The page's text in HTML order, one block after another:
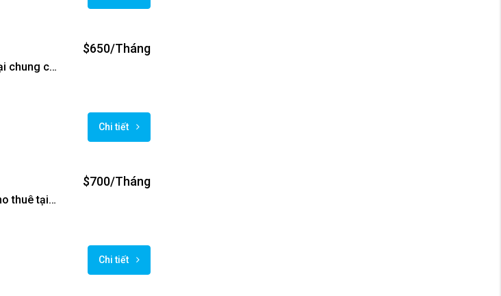
Cho thuê căn hộ 1 phòng ngủ tại chung cư Golden Westlake
$650/Tháng
Chi tiết
Căn hộ 1 phòng ngủ hiện đại cho thuê tại tòa nhà Golden Westlake
$700/Tháng
Chi tiết